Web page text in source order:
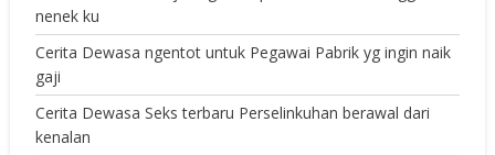
nenek ku
Cerita Dewasa ngentot untuk Pegawai Pabrik yg ingin naik
gaji
Cerita Dewasa Seks terbaru Perselinkuhan berawal dari
kenalan